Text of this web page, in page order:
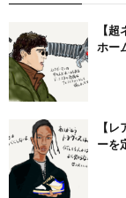
【
ホー
【
ーを